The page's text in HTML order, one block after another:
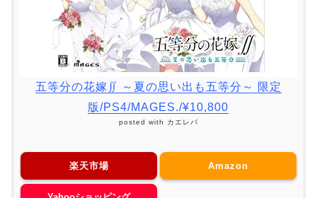
五等分の花嫁∬ ～夏の思い出も五等分～ 限定
版/PS4/MAGES./¥10,800
posted with カエレバ
楽天市場 Amazon